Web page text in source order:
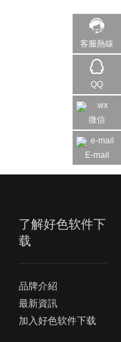
客服熱線
QQ
微信
E-mail
了解好色软件下
载
品牌介紹
最新資訊
加入好色软件下载